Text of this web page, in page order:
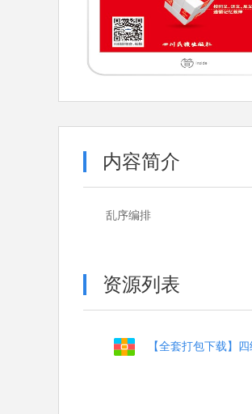
内容简介
乱序编排
资源列表
【全套打包下载】